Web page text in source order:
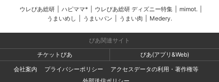
ウレぴあ総研 ハピママ* ウレぴあ総研 ディズニー特集 mimot.
うまいめし
うまいパン うまい肉 Medery.
ぴあ関連サイト
チケットぴあ
ぴあ(アプリ&Web)
会社案内
プライバシーポリシー
アクセスデータの利用・著作権等